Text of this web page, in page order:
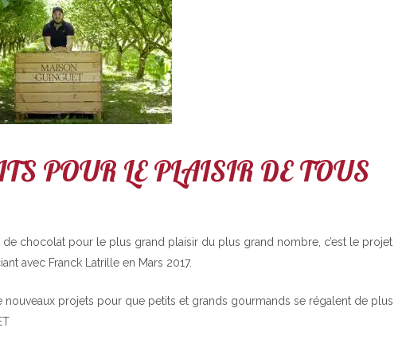
POUR LE PLAISIR DE TOUS
chocolat pour le plus grand plaisir du plus grand nombre, c’est le projet
avec Franck Latrille en Mars 2017.
projets pour que petits et grands gourmands se régalent de plus